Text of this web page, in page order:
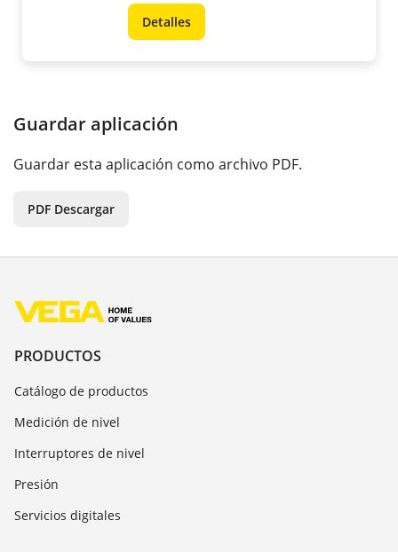
Detalles
Guardar aplicación
Guardar esta aplicación como archivo PDF.
PDF Descargar
PRODUCTOS
Catálogo de productos
Medición de nivel
Interruptores de nivel
Presión
Servicios digitales